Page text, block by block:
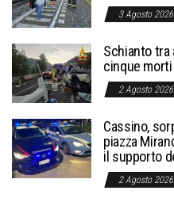
3 Agosto 2026
Schianto tra
cinque
2 Agosto 2026
Cassino,
piazza
il supporto
2 Agosto 2026